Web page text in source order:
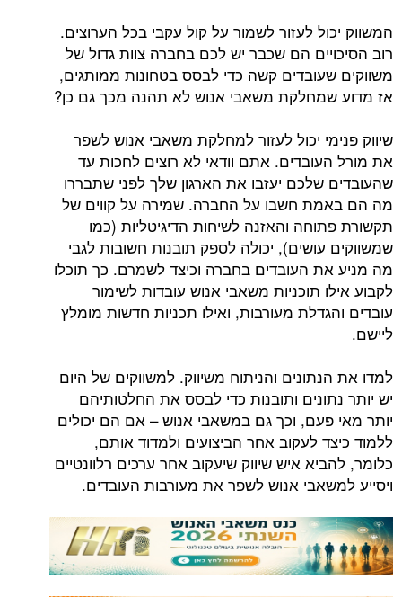
לעזור לשמור על קול עקבי בכל הערוצים.
הם שכבר יש לכם בחברה צוות גדול של
קשה כדי לבסס בטחונות ממותגים,
משאבי אנוש לא תהנה מכך גם כן?
יכול לעזור למחלקת משאבי אנוש לשפר
אתם וודאי לא רוצים לחכות עד
יעזבו את הארגון שלך לפני שתבררו
חשבו על החברה. שמירה על קווים של
והאזנה לשיחות הדיגיטליות (כמו
יכולה לספק תובנות חשובות לגבי
העובדים בחברה וכיצד לשמרם. כך תוכלו
תוכניות משאבי אנוש עובדות לשימור
מעורבות, ואילו תכניות חדשות מומלץ
והניתוח משיווק. למשווקים של היום
ותובנות כדי לבסס את החלטותיהם
וכך גם במשאבי אנוש – אם הם יכולים
לעקוב אחר הביצועים ולמדוד אותם,
איש שיווק שיעקוב אחר ערכים רלוונטיים
אנוש לשפר את מעורבות העובדים.